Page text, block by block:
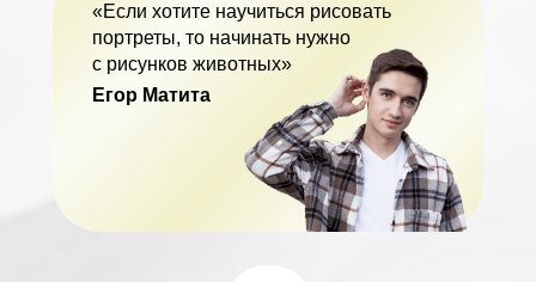
«Если хотите научиться рисовать
портреты, то начинать нужно
с рисунков животных»
Егор Матита